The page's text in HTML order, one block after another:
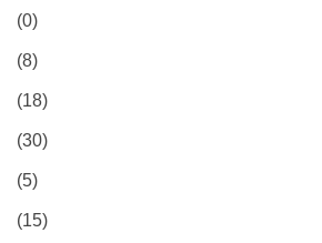
(0)
(8)
(18)
(30)
(5)
(15)